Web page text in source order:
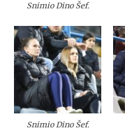
Snimio Dino Šef.
Snimio Dino Šef.